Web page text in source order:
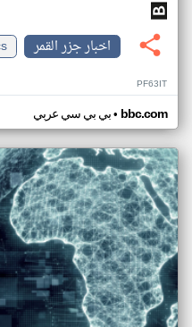
اخبار جزر القمر
PF63IT
بي بي سي عربي• bbc.com